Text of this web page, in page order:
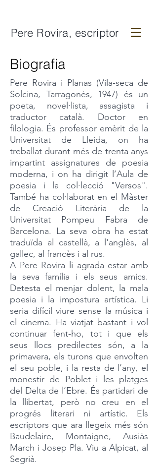
Pere Rovira, escriptor
Biografia
Pere Rovira i Planas (Vila-seca de
Solcina, Tarragonès, 1947) és un
poeta, novel·lista, assagista i
traductor català. Doctor en
filologia. És professor emèrit de la
Universitat de Lleida, on ha
treballat durant més de trenta anys
impartint assignatures de poesia
moderna, i on ha dirigit l’Aula de
poesia i la col·lecció "Versos".
També ha col·laborat en el Màster
de Creació Literària de la
Universitat Pompeu Fabra de
Barcelona. La seva obra ha estat
traduïda al castellà, a l'anglès, al
gallec, al francès i al rus.
A Pere Rovira li agrada estar amb
la seva família i els seus amics.
Detesta el menjar dolent, la mala
poesia i la impostura artística. Li
seria difícil viure sense la música i
el cinema. Ha viatjat bastant i vol
continuar fent-ho, tot i que els
seus llocs predilectes són, a la
primavera, els turons que envolten
el seu poble, i la resta de l’any, el
monestir de Poblet i les platges
del Delta de l’Ebre. És partidari de
la llibertat, però no creu en el
progrés literari ni artístic. Els
escriptors que ara llegeix més són
Baudelaire, Montaigne, Ausiàs
March i Josep Pla. Viu a Alpicat, al
Segrià.